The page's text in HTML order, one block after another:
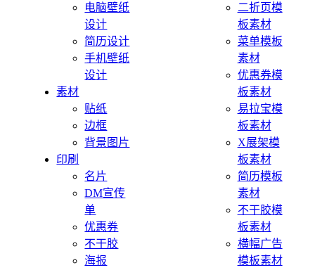
电脑壁纸
设计
简历设计
手机壁纸
设计
素材
贴纸
边框
背景图片
印刷
名片
DM宣传
单
优惠券
不干胶
海报
二折页模
板素材
菜单模板
素材
优惠券模
板素材
易拉宝模
板素材
X展架模
板素材
简历模板
素材
不干胶模
板素材
横幅广告
模板素材